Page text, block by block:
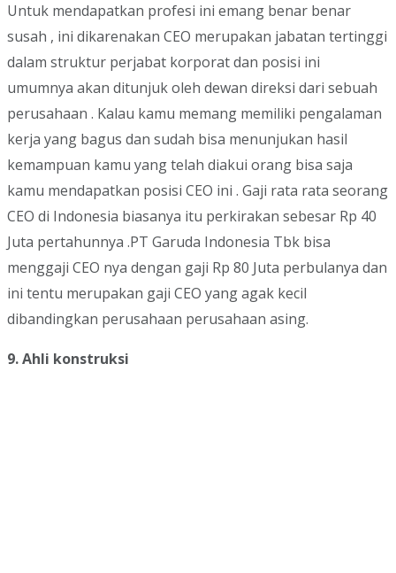
Untuk mendapatkan profesi ini emang benar benar
susah , ini dikarenakan CEO merupakan jabatan tertinggi
dalam struktur perjabat korporat dan posisi ini
umumnya akan ditunjuk oleh dewan direksi dari sebuah
perusahaan . Kalau kamu memang memiliki pengalaman
kerja yang bagus dan sudah bisa menunjukan hasil
kemampuan kamu yang telah diakui orang bisa saja
kamu mendapatkan posisi CEO ini . Gaji rata rata seorang
CEO di Indonesia biasanya itu perkirakan sebesar Rp 40
Juta pertahunnya .PT Garuda Indonesia Tbk bisa
menggaji CEO nya dengan gaji Rp 80 Juta perbulanya dan
ini tentu merupakan gaji CEO yang agak kecil
dibandingkan perusahaan perusahaan asing.
9. Ahli konstruksi